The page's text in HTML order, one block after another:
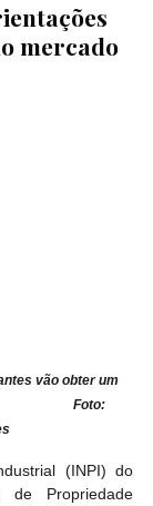
mercado
vão obter um
Foto:
(INPI) do
de Propriedade